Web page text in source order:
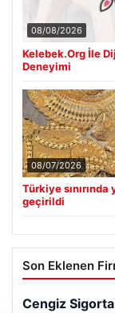
08/08/2026
Kelebek.Org İle
Deneyimi
08/07/2026
Türkiye
geçirildi
Son Eklenen
Cengiz Sigorta